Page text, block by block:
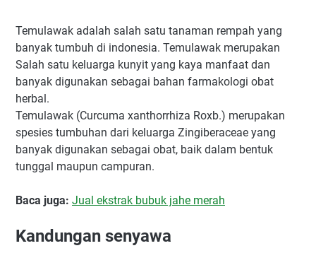
Temulawak adalah salah satu tanaman rempah yang
banyak tumbuh di indonesia. Temulawak merupakan
Salah satu keluarga kunyit yang kaya manfaat dan
banyak digunakan sebagai bahan farmakologi obat
herbal.
Temulawak (Curcuma xanthorrhiza Roxb.) merupakan
spesies tumbuhan dari keluarga Zingiberaceae yang
banyak digunakan sebagai obat, baik dalam bentuk
tunggal maupun campuran.
Baca juga: Jual ekstrak bubuk jahe merah
Kandungan senyawa